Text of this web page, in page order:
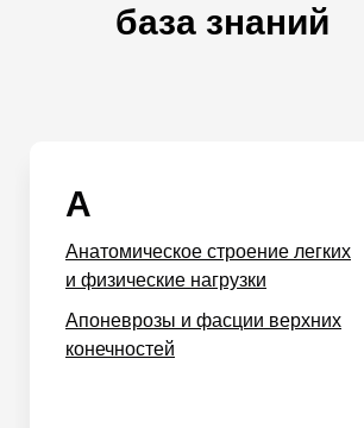
база знаний
А
Анатомическое строение легких
и физические нагрузки
Апоневрозы и фасции верхних
конечностей